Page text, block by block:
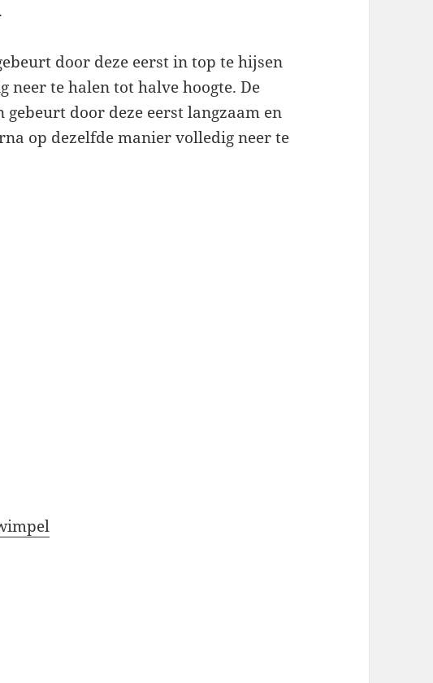
door deze eerst in top te hijsen
neer te halen tot halve hoogte. De
door deze eerst langzaam en
op dezelfde manier volledig neer te